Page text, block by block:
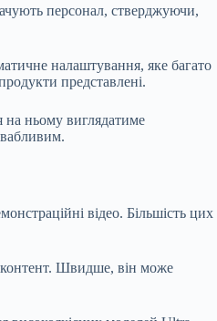
персонал, стверджуючи,
налаштування, яке багато
представлені.
на ньому виглядатиме
відео. Більшість цих
контент. Швидше, він може